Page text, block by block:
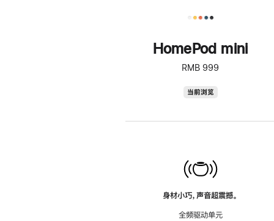
HomePod mini
RMB 999
当前浏览
身材小巧，声音超震撼。
全频驱动单元